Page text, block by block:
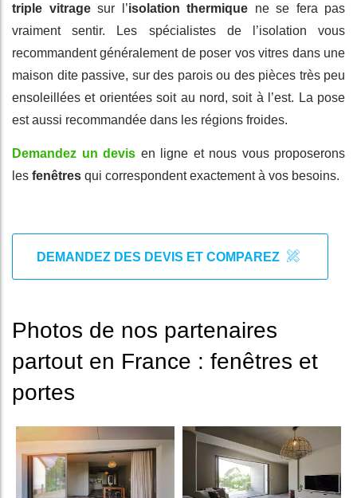
triple vitragesur l’isolation thermique ne se fera pas
vraiment sentir. Les spécialistes de l’isolation vous
recommandent généralement de poser vos vitres dans une
maison dite passive, sur des parois ou des pièces très peu
ensoleillées et orientées soit au nord, soit à l’est. La pose
est aussi recommandée dans les régions froides.
Demandez un devis en ligne et nous vous proposerons
les fenêtres qui correspondent exactement à vos besoins.
DEMANDEZ DES DEVIS ET COMPAREZ
Photos de nos partenaires
partout en France : fenêtres et
portes